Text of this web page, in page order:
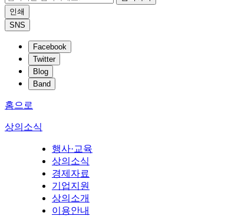
인쇄
SNS
Facebook
Twitter
Blog
Band
홈으로
상의소식
행사·교육
상의소식
경제자료
기업지원
상의소개
이용안내